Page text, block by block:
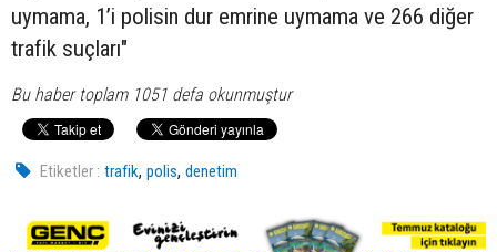
uymama, 1’i polisin dur emrine uymama ve 266 diğer
trafik suçları"
Bu haber toplam 1051 defa okunmuştur
Etiketler : trafik,polis,denetim